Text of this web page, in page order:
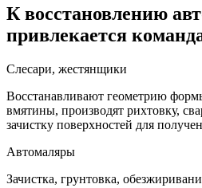
К восстановлению
привлекается
Слесари, жестянщики
Восстанавливают геометрию
вмятины, производят рихтовку,
зачистку поверхностей для
Автомаляры
Зачистка, грунтовка,